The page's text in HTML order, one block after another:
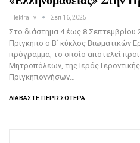
Hlektra Tv Σεπ 16, 2025
Στο διάστημα 4 έως 8 Σεπτεμβρίου
Πρίγκηπο ο Β΄ κύκλος Βιωματικών
πρόγραμμα, το οποίο αποτελεί
Μητροπόλεων, της Ιεράς
Πριγκηποννήσων…
ΔΙΑΒΆΣΤΕ ΠΕΡΙΣΣΌΤΕΡΑ...